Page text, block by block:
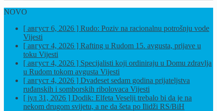
NOVO
[ август 6, 2026 ] Rudo: Poziv na racionalnu potrošnju vode
Vijesti
[ август 4, 2026 ] Rafting u Rudom 15. avgusta, prijave u
toku Vijesti
[ август 4, 2026 ] Specijalisti koji ordiniraju u Domu zdravlja
u Rudom tokom avgusta Vijesti
[ август 4, 2026 ] Dvadeset sedam godina prijateljstva
ruđanskih i somborskih ribolovaca Vijesti
[ јул 31, 2026 ] Dodik: Elfeta Veselji trebalo bi da je na
nekom drugom svijetu, a ne da šeta po Ilidži RS/BiH